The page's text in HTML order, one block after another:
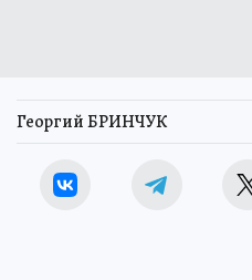
Георгий БРИНЧУК